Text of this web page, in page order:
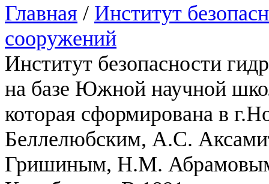
Главная / Институт
сооружений
Институт безопасности
на базе Южной научной
которая сформирована в
Беллелюбским, А.С.
Гришиным, Н.М.